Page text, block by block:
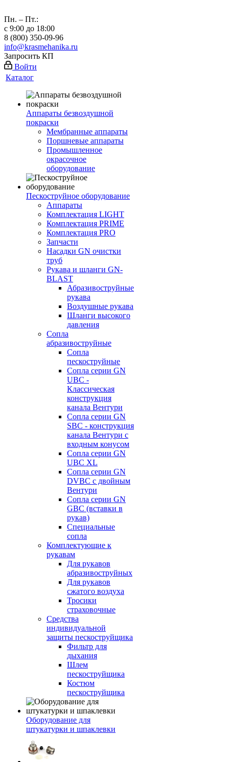
Пн. – Пт.:
с 9:00 до 18:00
8 (800) 350-09-96
info@krasmehanika.ru
Запросить КП
Войти
Каталог
Аппараты безвоздушной
покраски
Мембранные аппараты
Поршневые аппараты
Промышленное
окрасочное
оборудование
Пескоструйное оборудование
Аппараты
Комплектация LIGHT
Комплектация PRIME
Комплектация PRO
Запчасти
Насадки GN очистки
труб
Рукава и шланги GN-
BLAST
Абразивоструйные
рукава
Воздушные рукава
Шланги высокого
давления
Сопла
абразивоструйные
Сопла
пескоструйные
Сопла серии GN
UBC -
Классическая
конструкция
канала Вентури
Сопла серии GN
SBC - конструкция
канала Вентури c
входным конусом
Сопла серии GN
UBC XL
Сопла серии GN
DVBC с двойным
Вентури
Сопла серии GN
GBC (вставки в
рукав)
Специальные
сопла
Комплектующие к
рукавам
Для рукавов
абразивоструйных
Для рукавов
сжатого воздуха
Тросики
страховочные
Средства
индивидуальной
защиты пескоструйщика
Фильтр для
дыхания
Шлем
пескоструйщика
Костюм
пескоструйщика
Оборудование для
штукатурки и шпаклевки